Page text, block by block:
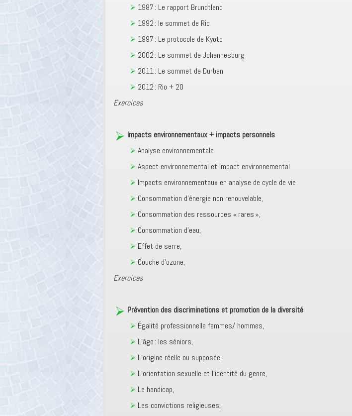
1987 : Le rapport Brundtland
1992 : le sommet de Rio
1997 : Le protocole de Kyoto
2002 : Le sommet de Johannesburg
2011 : Le sommet de Durban
2012 : Rio + 20
Exercices
Impacts environnementaux + impacts personnels
Analyse environnementale
Aspect environnemental et impact environnemental
Impacts environnementaux en analyse de cycle de vie
Consommation d’énergie non renouvelable,
Consommation des ressources « rares »,
Consommation d’eau,
Effet de serre,
Couche d’ozone,
Exercices
Prévention des discriminations et promotion de la diversité
Égalité professionnelle femmes/ hommes,
L’âge : les séniors,
L’origine réelle ou supposée,
L’orientation sexuelle et l’identité du genre,
Le handicap,
Les convictions religieuses,